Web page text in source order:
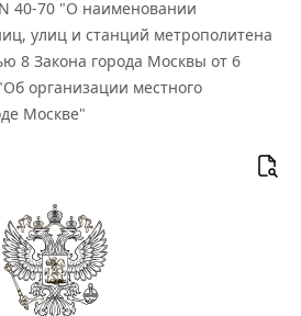
40-70 "О наименовании
улиц и станций метрополитена
8 Закона города Москвы от 6
организации местного
Москве"